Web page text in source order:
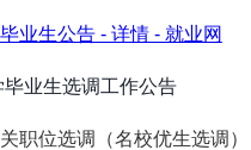
业生公告 - 详情 - 就业网
毕业生选调工作公告
职位选调（名校优生选调